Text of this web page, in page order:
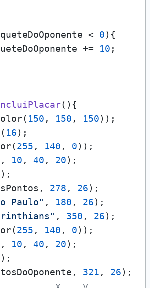
< 0){
+=
10 ;
() {
150 , 150 , 150));
16);
255 , 140 , 0));
, 10 , 40 , 20);
);
278 , 26);
Paulo" , 180 , 26);
, 350 , 26);
255 , 140 , 0));
, 10 , 40 , 20);
);
321 , 26);
x ,  y